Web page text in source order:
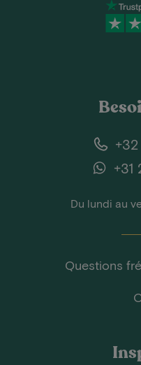
Du lundi au
Questions